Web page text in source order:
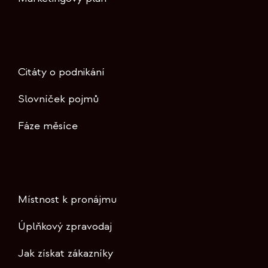
Citáty o podnikání
Slovníček pojmů
Fáze měsíce
Místnost k pronájmu
Úplňkový zpravodaj
Jak získat zákazníky